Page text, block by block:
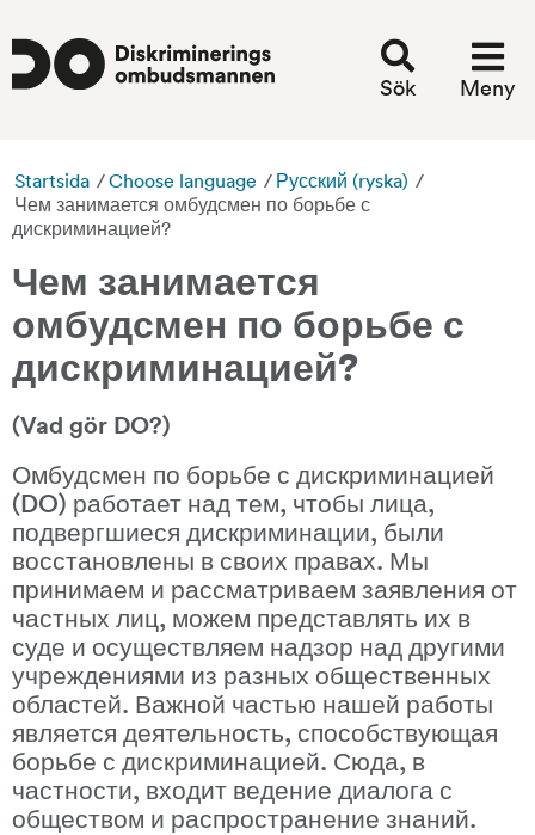
Sök Meny
Startsida /Choose language / Русский (ryska) /
Чем занимается омбудсмен по борьбе с
дискриминацией?
Чем занимается
омбудсмен по борьбе с
дискриминацией?
(Vad gör DO?)
Омбудсмен по борьбе с дискриминацией
(DO) работает над тем, чтобы лица,
подвергшиеся дискриминации, были
восстановлены в своих правах. Мы
принимаем и рассматриваем заявления от
частных лиц, можем представлять их в
суде и осуществляем надзор над другими
учреждениями из разных общественных
областей. Важной частью нашей работы
является деятельность, способствующая
борьбе с дискриминацией. Сюда, в
частности, входит ведение диалога с
обществом и распространение знаний.